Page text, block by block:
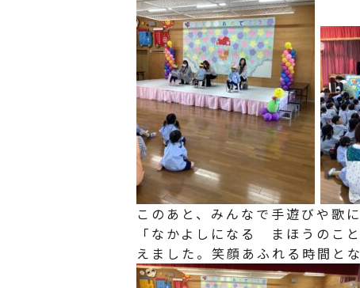
このあと、みんなで手遊びや歌
「なかよしになる まほうのこ
えました。笑顔あふれる時間と